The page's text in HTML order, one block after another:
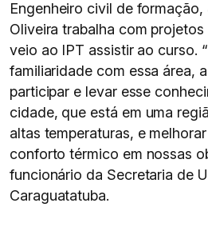
Engenheiro civil de
Oliveira trabalha com
veio ao IPT assistir ao curso.
familiaridade com essa área,
participar e levar esse
cidade, que está em uma
altas temperaturas, e
conforto térmico em nossas
funcionário da Secretaria de
Caraguatatuba.